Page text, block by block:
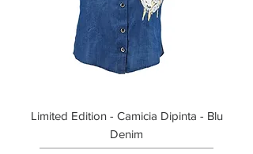
Limited Edition - Camicia Dipinta - Blu
Denim